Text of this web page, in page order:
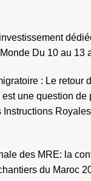
Du 10 au 13
: Le retour
une question de
Instructions
des MRE: la
du Maroc